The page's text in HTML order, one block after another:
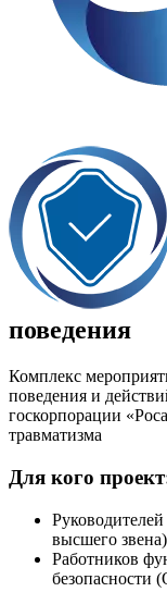
поведения
Комплекс
поведения и
госкорпорации
травматизма
Для кого
высшего звена)
Работников
безопасности